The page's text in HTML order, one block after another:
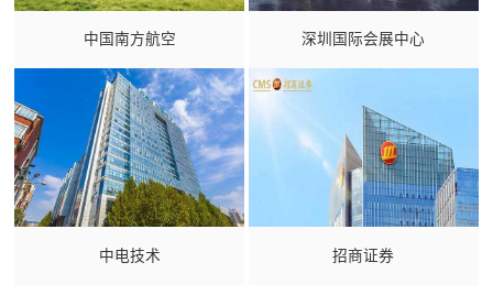
中国南方航空 深圳国际会展中心
中电技术 招商证券